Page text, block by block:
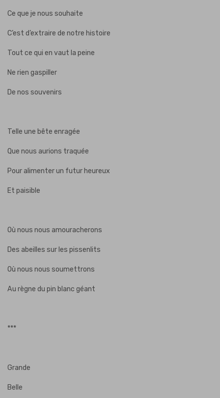
Ce que je nous souhaite
C’est d’extraire de notre histoire
Tout ce qui en vaut la peine
Ne rien gaspiller
De nos souvenirs
Telle une bête enragée
Que nous aurions traquée
Pour alimenter un futur heureux
Et paisible
Où nous nous amouracherons
Des abeilles sur les pissenlits
Où nous nous soumettrons
Au règne du pin blanc géant
***
Grande
Belle